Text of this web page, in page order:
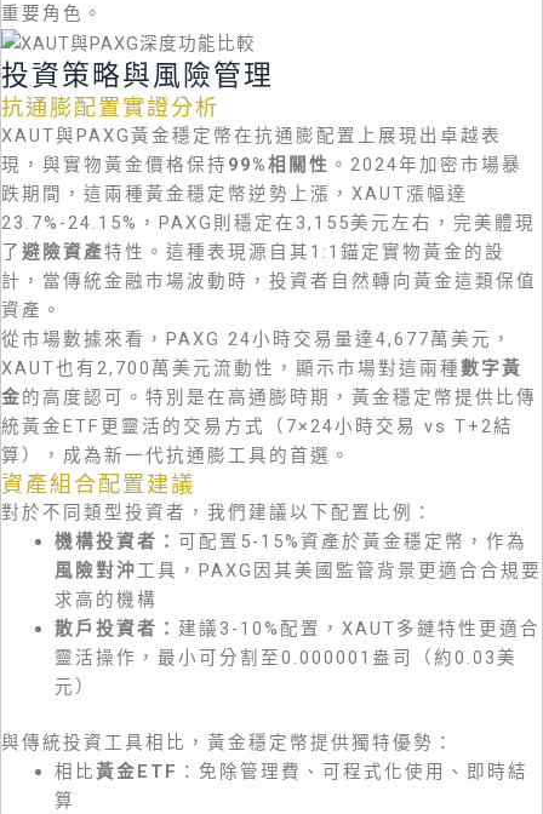
重要角色。
投資策略與風險管理
抗通膨配置實證分析
XAUT與PAXG黃金穩定幣在抗通膨配置上展現出卓越表
現，與實物黃金價格保持 99%相關性 。2024年加密市場暴
跌期間，這兩種黃金穩定幣逆勢上漲，XAUT漲幅達
23.7%-24.15%，PAXG則穩定在3,155美元左右，完美體現
了 避險資產特性。這種表現源自其1:1錨定實物黃金的設
計，當傳統金融市場波動時，投資者自然轉向黃金這類保值
資產。
從市場數據來看，PAXG 24小時交易量達4,677萬美元，
XAUT也有2,700萬美元流動性，顯示市場對這兩種數字黃
金的高度認可。特別是在高通膨時期，黃金穩定幣提供比傳
統黃金ETF更靈活的交易方式（7×24小時交易 vs T+2結
算），成為新一代抗通膨工具的首選。
資產組合配置建議
對於不同類型投資者，我們建議以下配置比例：
機構投資者： 可配置5-15%資產於黃金穩定幣，作為
風險對沖工具，PAXG因其美國監管背景更適合合規要
求高的機構
散戶投資者： 建議3-10%配置，XAUT多鏈特性更適合
靈活操作，最小可分割至0.000001盎司（約0.03美
元）
與傳統投資工具相比，黃金穩定幣提供獨特優勢：
相比黃金ETF ：免除管理費、可程式化使用、即時結
算